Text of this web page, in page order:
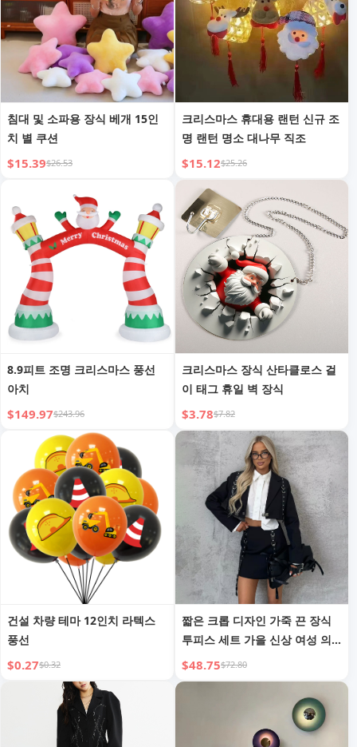
침대 및 소파용 장식 베개 15인
치 별 쿠션
$15.39$26.53
크리스마스 휴대용 랜턴 신규 조
명 랜턴 명소 대나무 직조
$15.12$25.26
8.9피트 조명 크리스마스 풍선
아치
$149.97$243.96
크리스마스 장식 산타클로스 걸
이 태그 휴일 벽 장식
$3.78$7.82
건설 차량 테마 12인치 라텍스
풍선
$0.27$0.32
짧은 크롭 디자인 가죽 끈 장식
투피스 세트 가을 신상 여성 의
류
$48.75$72.80